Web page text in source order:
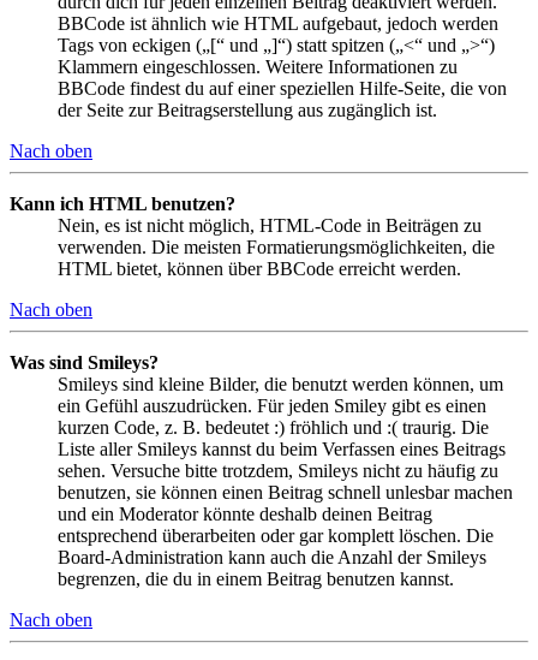
BBCode ist ähnlich wie HTML aufgebaut, jedoch werden
Tags von eckigen („[“ und „]“) statt spitzen („<“ und „>“)
Klammern eingeschlossen. Weitere Informationen zu
BBCode findest du auf einer speziellen Hilfe-Seite, die von
der Seite zur Beitragserstellung aus zugänglich ist.
Nach oben
Kann ich HTML benutzen?
Nein, es ist nicht möglich, HTML-Code in Beiträgen zu
verwenden. Die meisten Formatierungsmöglichkeiten, die
HTML bietet, können über BBCode erreicht werden.
Nach oben
Was sind Smileys?
Smileys sind kleine Bilder, die benutzt werden können, um
ein Gefühl auszudrücken. Für jeden Smiley gibt es einen
kurzen Code, z. B. bedeutet :) fröhlich und :( traurig. Die
Liste aller Smileys kannst du beim Verfassen eines Beitrags
sehen. Versuche bitte trotzdem, Smileys nicht zu häufig zu
benutzen, sie können einen Beitrag schnell unlesbar machen
und ein Moderator könnte deshalb deinen Beitrag
entsprechend überarbeiten oder gar komplett löschen. Die
Board-Administration kann auch die Anzahl der Smileys
begrenzen, die du in einem Beitrag benutzen kannst.
Nach oben